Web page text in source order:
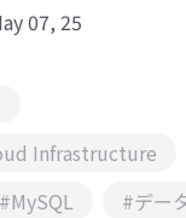
07, 25
Infrastructure
#MySQL #デー